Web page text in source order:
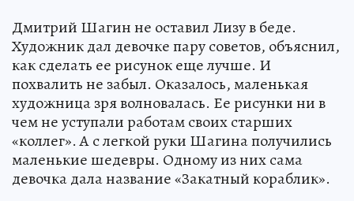
Дмитрий Шагин не оставил Лизу в беде.
Художник дал девочке пару советов, объяснил,
как сделать ее рисунок еще лучше. И
похвалить не забыл. Оказалось, маленькая
художница зря волновалась. Ее рисунки ни в
чем не уступали работам своих старших
«коллег». А с легкой руки Шагина получились
маленькие шедевры. Одному из них сама
девочка дала название «Закатный кораблик».